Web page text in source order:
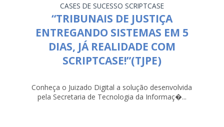
CASES DE SUCESSO SCRIPTCASE
“TRIBUNAIS DE JUSTIÇA
ENTREGANDO SISTEMAS EM 5
DIAS, JÁ REALIDADE COM
SCRIPTCASE!”(TJPE)
Conheça o Juizado Digital a solução desenvolvida
pela Secretaria de Tecnologia da Informaç�...